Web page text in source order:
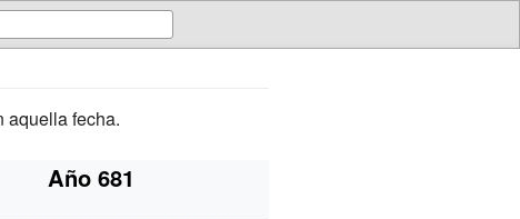
aquella fecha.
Año 681